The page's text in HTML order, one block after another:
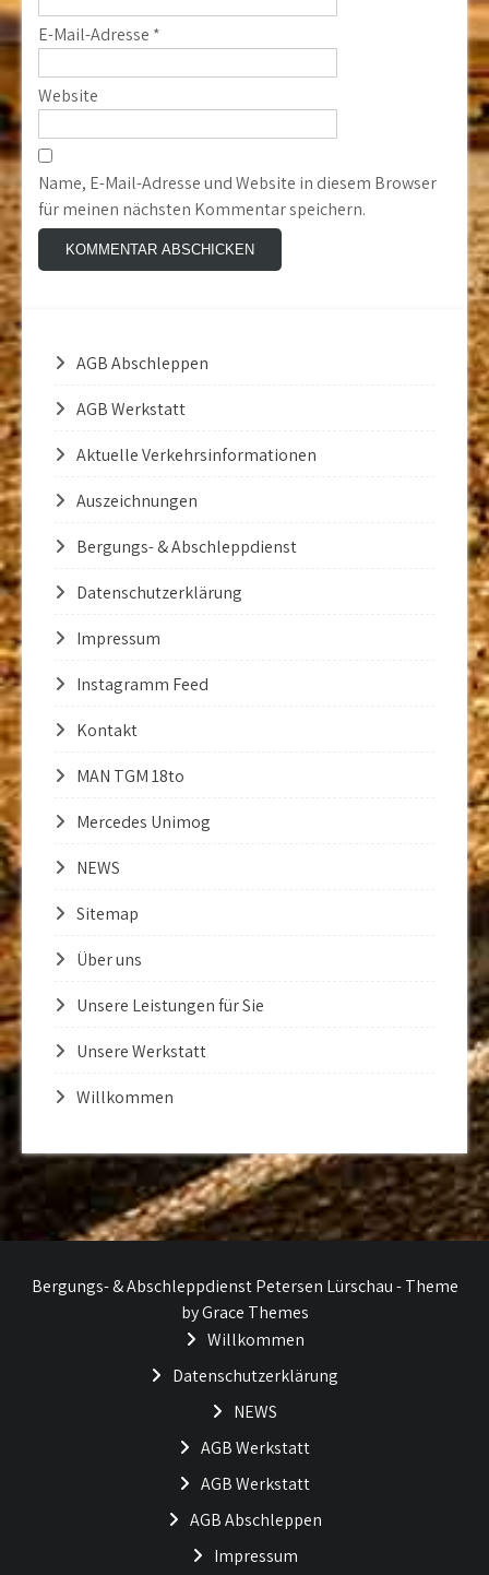
E-Mail-Adresse *
Website
Name, E-Mail-Adresse und Website in diesem Browser
für meinen nächsten Kommentar speichern.
AGB Abschleppen
AGB Werkstatt
Aktuelle Verkehrsinformationen
Auszeichnungen
Bergungs- & Abschleppdienst
Datenschutzerklärung
Impressum
Instagramm Feed
Kontakt
MAN TGM 18to
Mercedes Unimog
NEWS
Sitemap
Über uns
Unsere Leistungen für Sie
Unsere Werkstatt
Willkommen
Bergungs- & Abschleppdienst Petersen Lürschau - Theme
by Grace Themes
Willkommen
Datenschutzerklärung
NEWS
AGB Werkstatt
AGB Werkstatt
AGB Abschleppen
Impressum